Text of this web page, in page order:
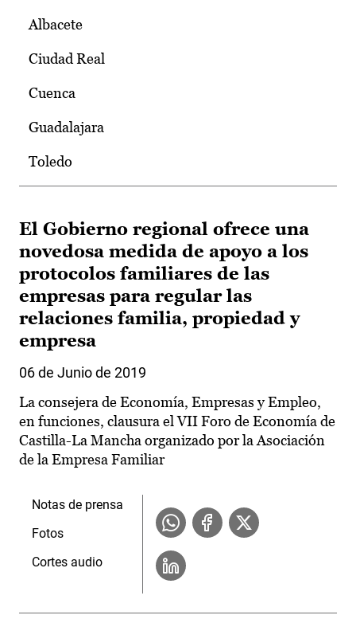
Albacete
Ciudad Real
Cuenca
Guadalajara
Toledo
El Gobierno regional ofrece una
novedosa medida de apoyo a los
protocolos familiares de las
empresas para regular las
relaciones familia, propiedad y
empresa
06 de Junio de 2019
La consejera de Economía, Empresas y Empleo,
en funciones, clausura el VII Foro de Economía de
Castilla-La Mancha organizado por la Asociación
de la Empresa Familiar
Notas de prensa
Fotos
Cortes audio